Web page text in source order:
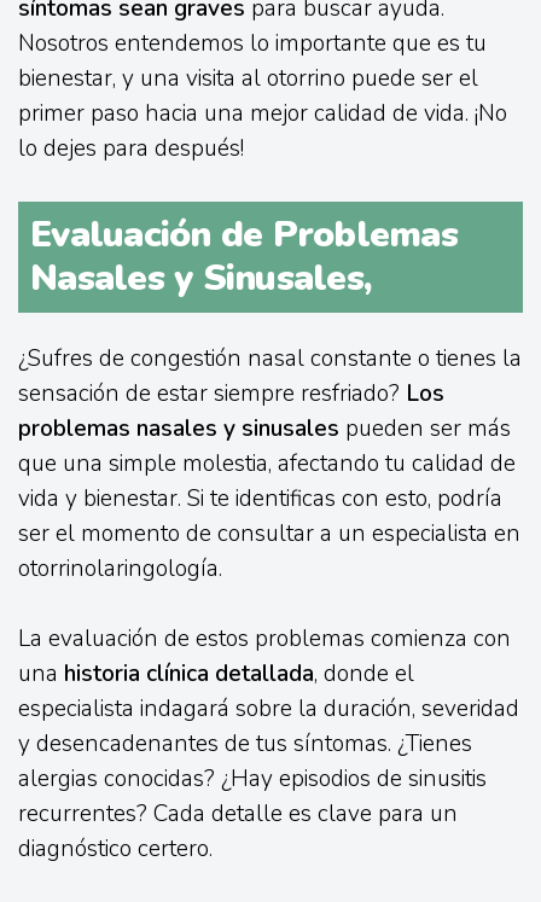
síntomas sean graves para buscar ayuda.
Nosotros entendemos lo importante que es tu
bienestar, y una visita al otorrino puede ser el
primer paso hacia una mejor calidad de vida. ¡No
lo dejes para después!
Evaluación de Problemas
Nasales y Sinusales,
¿Sufres de congestión nasal constante o tienes la
sensación de estar siempre resfriado? Los
problemas nasales y sinusales pueden ser más
que una simple molestia, afectando tu calidad de
vida y bienestar. Si te identificas con esto, podría
ser el momento de consultar a un especialista en
otorrinolaringología.
La evaluación de estos problemas comienza con
una historia clínica detallada, donde el
especialista indagará sobre la duración, severidad
y desencadenantes de tus síntomas. ¿Tienes
alergias conocidas? ¿Hay episodios de sinusitis
recurrentes? Cada detalle es clave para un
diagnóstico certero.